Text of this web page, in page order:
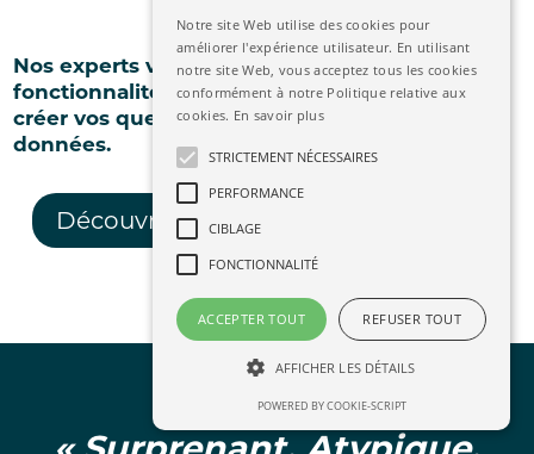
Nos experts vous font découvrir toutes les
fonctionnalités et vous accompagnent pour
créer vos questionnaires et analyser vos
données.
Découvrir toutes les fonctionnalités
Notre site Web utilise des cookies pour
améliorer l'expérience utilisateur. En utilisant
notre site Web, vous acceptez tous les cookies
conformément à notre Politique relative aux
cookies. En savoir plus
STRICTEMENT NÉCESSAIRES
PERFORMANCE
CIBLAGE
FONCTIONNALITÉ
ACCEPTER TOUT REFUSER TOUT
AFFICHER LES DÉTAILS
POWERED BY COOKIE-SCRIPT